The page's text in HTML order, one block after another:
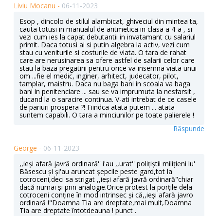
Liviu Mocanu - 06-11-2023
Esop , dincolo de stilul alambicat, ghiveciul din mintea ta,
cauta totusi in manualul de aritmetica in clasa a 4-a , si
vezi cum ies la capat debutantii in invatamant cu salariul
primit. Daca totusi ai si putin algebra la activ, vezi cum
stau cu veniturile si costurile de viata. O tara de rahat
care are nerusinarea sa ofere astfel de salarii celor care
stau la baza pregatirii pentru orice va insemna viata unui
om ...fie el medic, inginer, arhitect, judecator, pilot,
tamplar, maistru. Daca nu baga bani in scoala va baga
bani in penitenciare ... sau se va imprumuta la nesfarsit ,
ducand la o saracire continua. V-ati intrebat de ce casele
de pariuri prospera ?! Fiindca atata putem ... atata
suntem capabili. O tara a minciunilor pe toate palierele !
Răspunde
George - 06-11-2023
,,ieși afară javră ordinară'' i'au ,,urat'' polițiștii milițieni lu'
Băsescu și și'au aruncat șepcile peste gard,tot la
cotroceni,deci sa strigat ,,ieși afară javră ordinară"chiar
dacă numai și prin analogie.Orice protest la porțile dela
cotroceni conține în mod intrinsec și că,,ieși afară javro
ordinară !"Doamna Tia are dreptate,mai mult,Doamna
Tia are dreptate întotdeauna ! punct .